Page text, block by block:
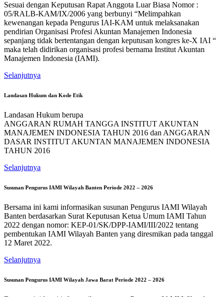
Sesuai dengan Keputusan Rapat Anggota Luar Biasa Nomor :
05/RALB-KAM/IX/2006 yang berbunyi “Melimpahkan
kewenangan kepada Pengurus IAI-KAM untuk melaksanakan
pendirian Organisasi Profesi Akuntan Manajemen Indonesia
sepanjang tidak bertentangan dengan keputusan kongres ke-X IAI “
maka telah didirikan organisasi profesi bernama Institut Akuntan
Manajemen Indonesia (IAMI).
Selanjutnya
Landasan Hukum dan Kode Etik
Landasan Hukum berupa
ANGGARAN RUMAH TANGGA INSTITUT AKUNTAN
MANAJEMEN INDONESIA TAHUN 2016 dan ANGGARAN
DASAR INSTITUT AKUNTAN MANAJEMEN INDONESIA
TAHUN 2016
Selanjutnya
Susunan Pengurus IAMI Wilayah Banten Periode 2022 – 2026
Bersama ini kami informasikan susunan Pengurus IAMI Wilayah
Banten berdasarkan Surat Keputusan Ketua Umum IAMI Tahun
2022 dengan nomor: KEP-01/SK/DPP-IAMI/III/2022 tentang
pembentukan IAMI Wilayah Banten yang diresmikan pada tanggal
12 Maret 2022.
Selanjutnya
Susunan Pengurus IAMI Wilayah Jawa Barat Periode 2022 – 2026